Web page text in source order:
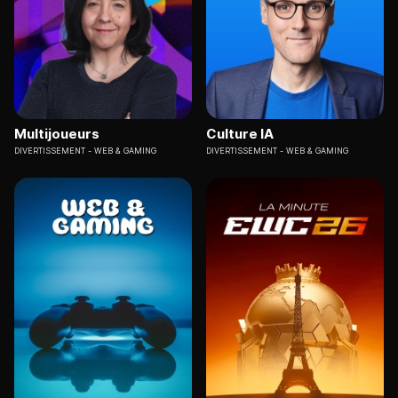
Multijoueurs
DIVERTISSEMENT WEB & GAMING
Culture IA
DIVERTISSEMENT WEB & GAMING